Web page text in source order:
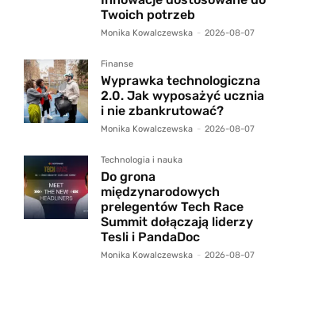
Twoich potrzeb
Monika Kowalczewska - 2026-08-07
Finanse
Wyprawka technologiczna
2.0. Jak wyposażyć ucznia
i nie zbankrutować?
Monika Kowalczewska - 2026-08-07
Technologia i nauka
Do grona
międzynarodowych
prelegentów Tech Race
Summit dołączają liderzy
Tesli i PandaDoc
Monika Kowalczewska - 2026-08-07